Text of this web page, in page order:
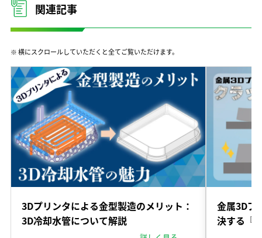
関連記事
※ 横にスクロールしていただくと全てご覧いただけます。
3Dプリンタによる金型製造のメリット：
3D冷却水管について解説
金属3Dプ
決する『